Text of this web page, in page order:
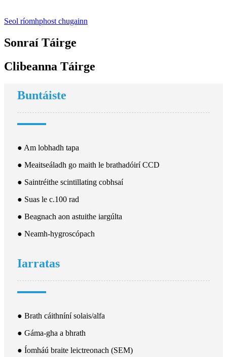
Seol ríomhphost chugainn
Sonraí Táirge
Clibeanna Táirge
Buntáiste
● Am lobhadh tapa
● Meaitseáladh go maith le brathadóirí CCD
● Saintréithe scintillating cobhsaí
● Suas le c.100 rad
● Beagnach aon astuithe iargúlta
● Neamh-hygroscópach
Iarratas
● Brath cáithníní solais/alfa
● Gáma-gha a bhrath
● Íomháú braite leictreonach (SEM)